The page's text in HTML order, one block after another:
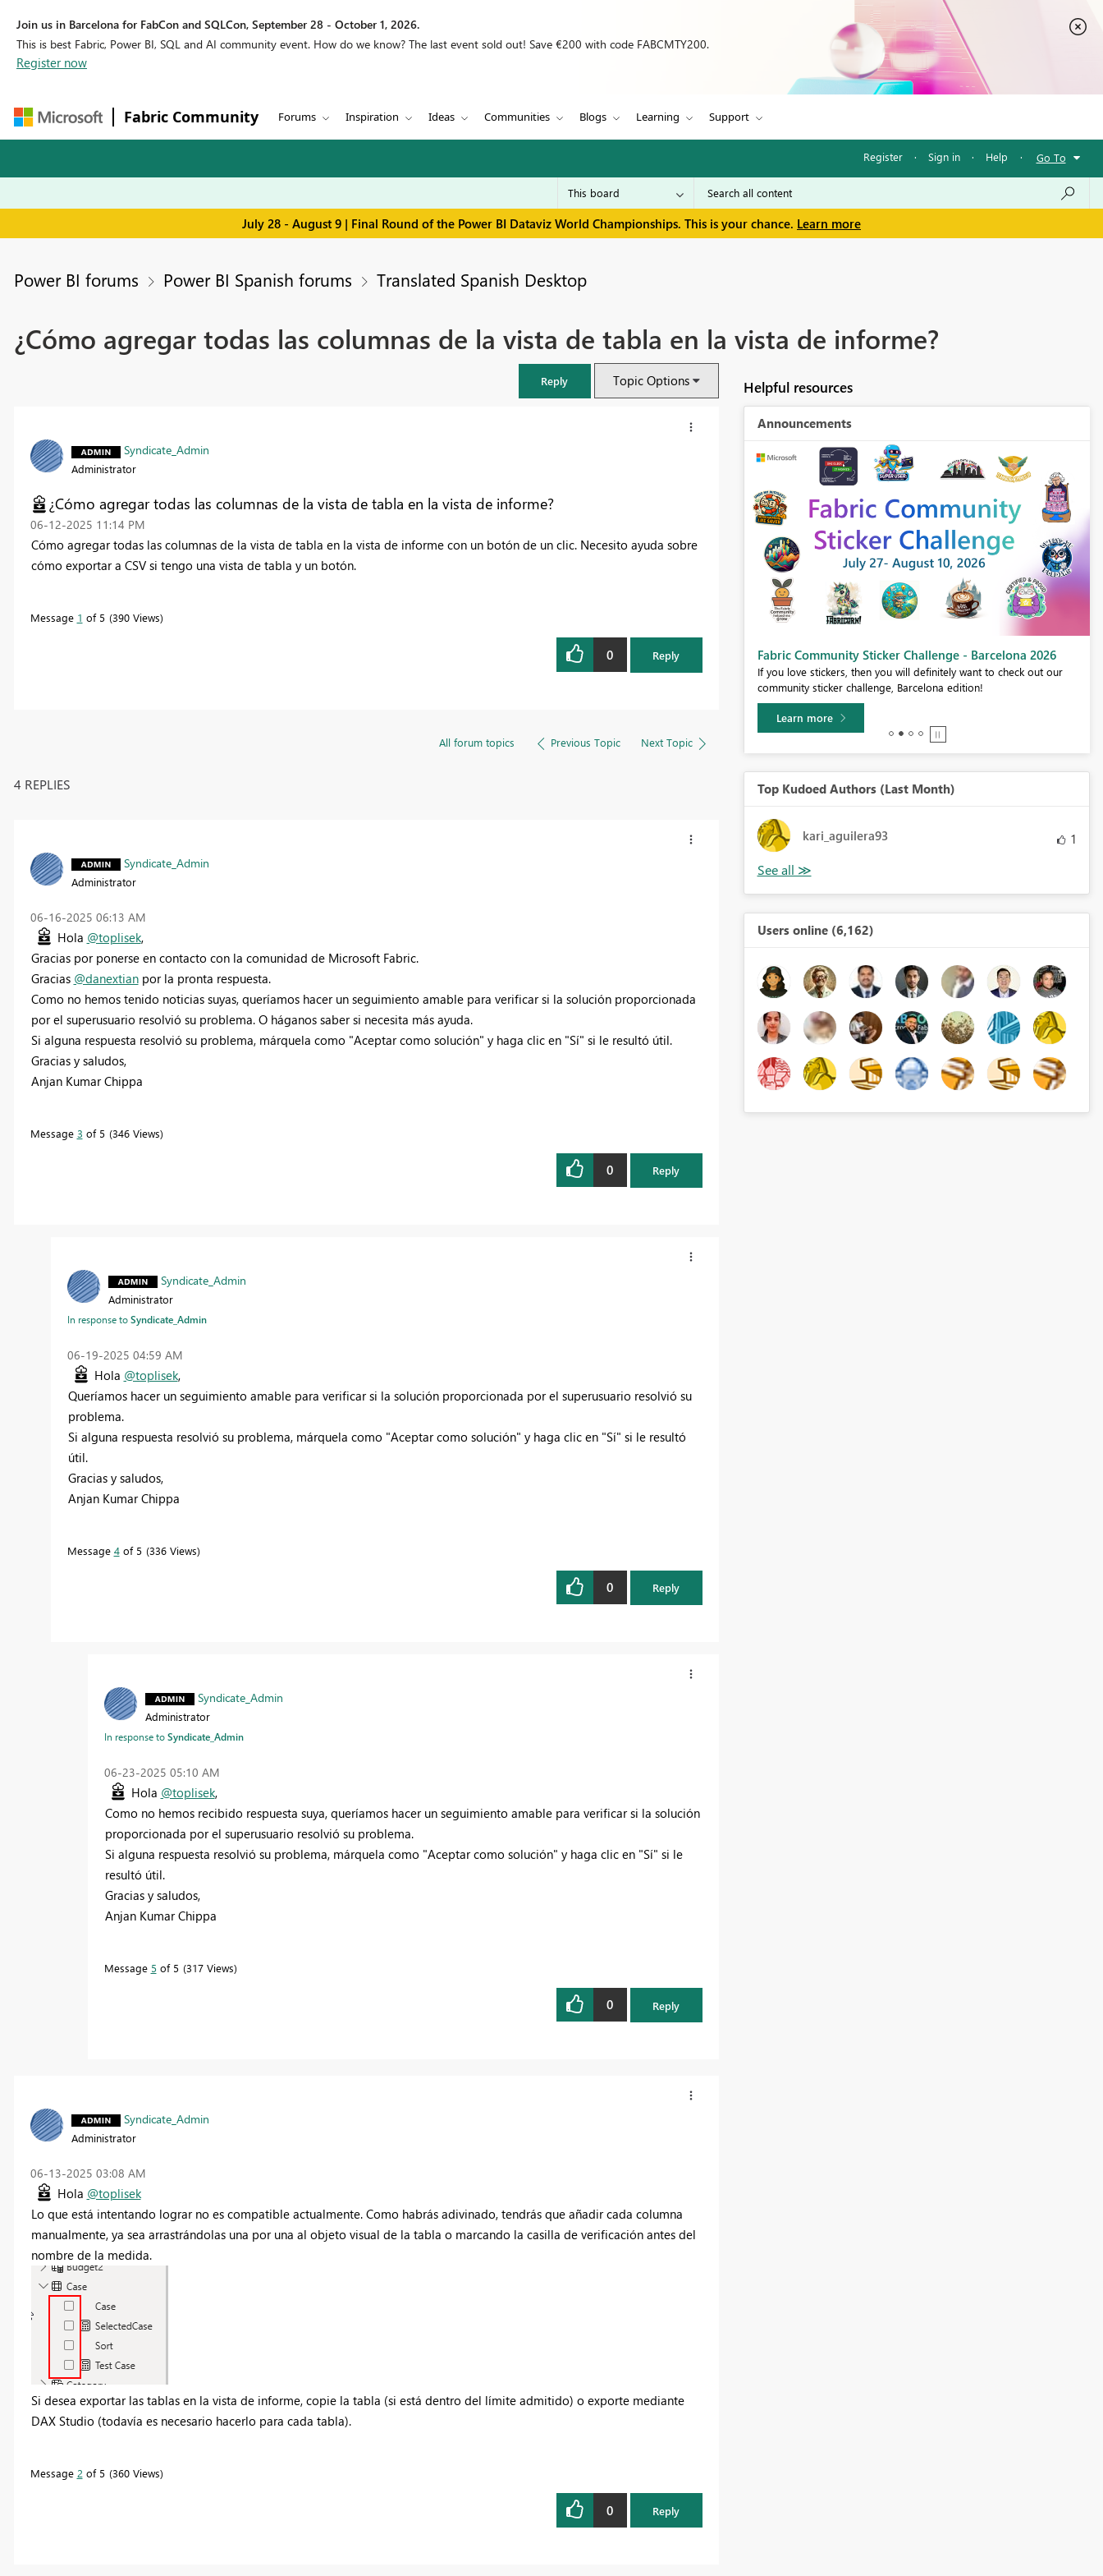
Join us in Barcelona for FabCon and SQLCon, September 28 - October 1, 2026.
This is best Fabric, Power BI, SQL and AI community event. How do we know? The last event sold out! Save €200 with code FABCMTY200.
Register now
Fabric Community Forums Inspiration Ideas Communities Blogs Learning Support
Register · Sign in · Help · Go To
July 28 - August 9 | Final Round of the Power BI Dataviz World Championships. This is your chance. Learn more
Power BI forums Power BI Spanish forums Translated Spanish Desktop
¿Cómo agregar todas las columnas de la vista de tabla en la vista de informe?
Reply Topic Options
Syndicate_Admin
Administrator
¿Cómo agregar todas las columnas de la vista de tabla en la vista de informe?
‎06-12-2025 11:14 PM
Cómo agregar todas las columnas de la vista de tabla en la vista de informe con un botón de un clic. Necesito ayuda sobre
cómo exportar a CSV si tengo una vista de tabla y un botón.
Message 1 of 5 390 Views
0 Reply
All forum topics Previous Topic Next Topic
4 REPLIES
Syndicate_Admin
Administrator
‎06-16-2025 06:13 AM
Hola @toplisek,
Gracias por ponerse en contacto con la comunidad de Microsoft Fabric.
Gracias @danextianpor la pronta respuesta.
Como no hemos tenido noticias suyas, queríamos hacer un seguimiento amable para verificar si la solución proporcionada
por el superusuario resolvió su problema. O háganos saber si necesita más ayuda.
Si alguna respuesta resolvió su problema, márquela como "Aceptar como solución" y haga clic en "Sí" si le resultó útil.
Gracias y saludos,
Anjan Kumar Chippa
Message 3 of 5 346 Views
0 Reply
Syndicate_Admin
Administrator
In response toSyndicate_Admin
‎06-19-2025 04:59 AM
Hola @toplisek,
Queríamos hacer un seguimiento amable para verificar si la solución proporcionada por el superusuario resolvió su
problema.
Si alguna respuesta resolvió su problema, márquela como "Aceptar como solución" y haga clic en "Sí" si le resultó
útil.
Gracias y saludos,
Anjan Kumar Chippa
Message 4of 5 336 Views
0 Reply
Syndicate_Admin
Administrator
In response toSyndicate_Admin
‎06-23-2025 05:10 AM
Hola @toplisek,
Como no hemos recibido respuesta suya, queríamos hacer un seguimiento amable para verificar si la solución
proporcionada por el superusuario resolvió su problema.
Si alguna respuesta resolvió su problema, márquela como "Aceptar como solución" y haga clic en "Sí" si le
resultó útil.
Gracias y saludos,
Anjan Kumar Chippa
Message 5 of 5 317 Views
0 Reply
Syndicate_Admin
Administrator
‎06-13-2025 03:08 AM
Hola @toplisek
Lo que está intentando lograr no es compatible actualmente. Como habrás adivinado, tendrás que añadir cada columna
manualmente, ya sea arrastrándolas una por una al objeto visual de la tabla o marcando la casilla de verificación antes del
nombre de la medida.
Si desea exportar las tablas en la vista de informe, copie la tabla (si está dentro del límite admitido) o exporte mediante
DAX Studio (todavía es necesario hacerlo para cada tabla).
Message 2 of 5 360 Views
0 Reply
Helpful resources
Announcements
FabCon & SQLCon – Barcelona 2026
Join us in Barcelona for FabCon and SQLCon, the Fabric, Power BI,
Fabric Community Sticker Challenge - Barcelona 2026
If you love stickers, then you will definitely want to check out our
community sticker challenge, Barcelona edition!
Learn more
Top Kudoed Authors (Last Month)
kari_aguilera93 1
Users online (6,162)